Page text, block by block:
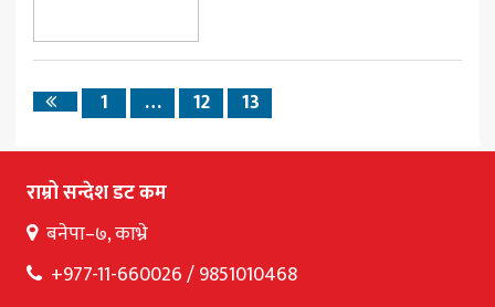
Previous
1 … 12 13
राम्रो सन्देश डट कम
बनेपा–७, काभ्रे
+977-11-660026 / 9851010468